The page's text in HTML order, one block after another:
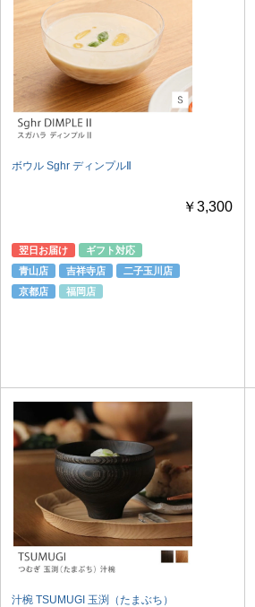
ボウル Sghr ディンプルⅡ
￥3,300
翌日お届け
ギフト対応
青山店
吉祥寺店
二子玉川店
京都店
福岡店
汁椀 TSUMUGI 玉渕（たまぶち）